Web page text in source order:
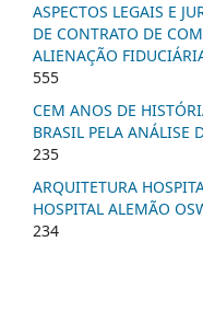
ASPECTOS LEGAIS E
DE CONTRATO DE
ALIENAÇÃO
555
CEM ANOS DE
BRASIL PELA ANÁLISE
235
ARQUITETURA
HOSPITAL ALEMÃO
234